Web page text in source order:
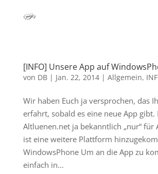
[INFO] Unsere App auf
von DB| Jan. 22, 2014| Allgemein,
Wir haben Euch ja versprochen, das
erfahrt, sobald es eine neue App gibt.
Altluenen.net ja bekanntlich „nur“ für
ist eine weitere Plattform
WindowsPhone Um an die App zu
einfach in...